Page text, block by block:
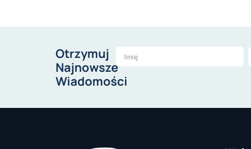
Otrzymuj
Najnowsze
Wiadomości